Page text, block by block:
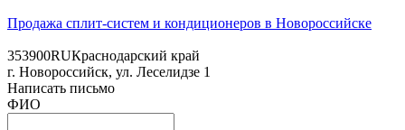
Продажа сплит-систем и кондиционеров в Новороссийске
353900RUКраснодарский край
г. Новороссийск, ул. Леселидзе 1
Написать письмо
ФИО